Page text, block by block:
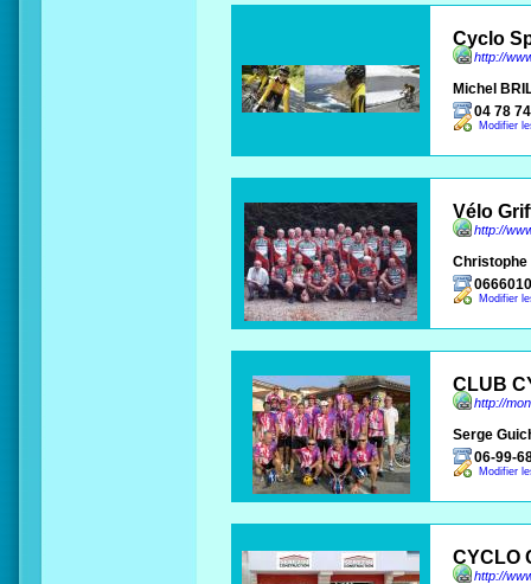
Cyclo
http://
Michel
04 78
Modifier
Vélo
http://
Christophe
Modifier
CLUB
http://
Serge
06-99-
Modifier
CYCLO
http://